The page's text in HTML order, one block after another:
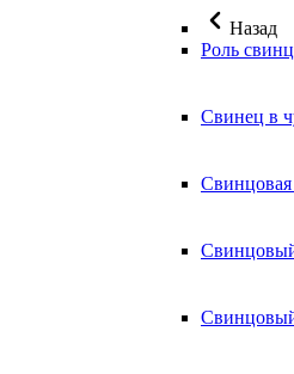
Назад
Роль
Свинец в
Свинцовая